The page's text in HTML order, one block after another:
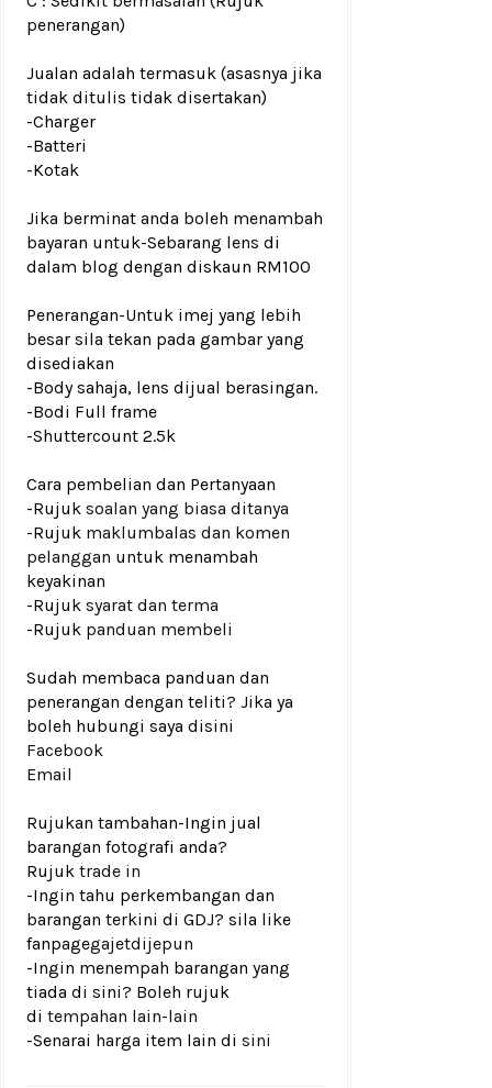
penerangan)
Jualan adalah termasuk (asasnya jika
tidak ditulis tidak disertakan)
-Charger
-Batteri
-Kotak
Jika berminat anda boleh menambah
bayaran untuk-Sebarang lens di
dalam blog dengan diskaun RM100
Penerangan-Untuk imej yang lebih
besar sila tekan pada gambar yang
disediakan
-Body sahaja, lens dijual berasingan.
-Bodi Full frame
-Shuttercount 2.5k
Cara pembelian dan Pertanyaan
-Rujuk soalan yang biasa ditanya
-Rujuk maklumbalas dan komen
pelanggan untuk menambah
keyakinan
-Rujuk syarat dan terma
-Rujuk panduan membeli
Sudah membaca panduan dan
penerangan dengan teliti? Jika ya
boleh hubungi saya disini
Facebook
Email
Rujukan tambahan-Ingin jual
barangan fotografi anda?
Rujuk trade in
-Ingin tahu perkembangan dan
barangan terkini di GDJ? sila like
fanpagegajetdijepun
-Ingin menempah barangan yang
tiada di sini? Boleh rujuk
di tempahan lain-lain
-Senarai harga item lain di sini